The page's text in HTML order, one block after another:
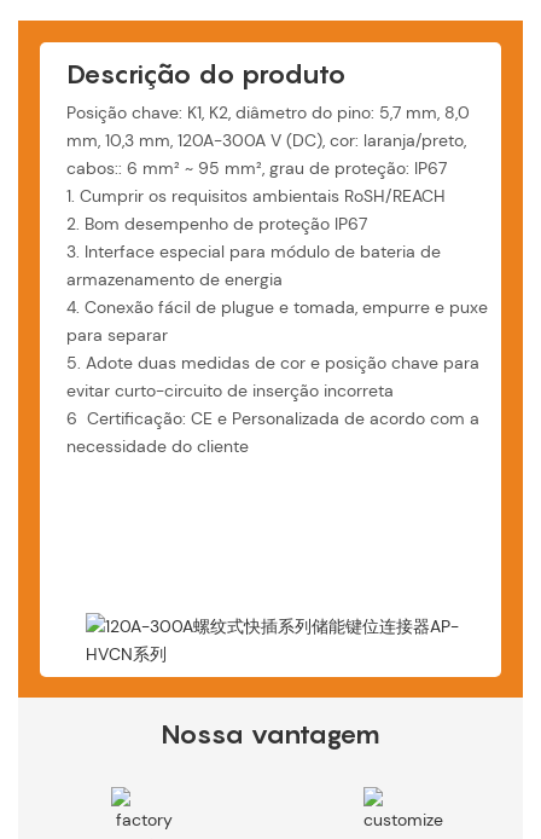
Descrição do produto
Posição chave: K1, K2, diâmetro do pino: 5,7 mm, 8,0
mm, 10,3 mm, 120A-300A V (DC), cor: laranja/preto,
cabos:: 6 mm² ~ 95 mm², grau de proteção: IP67
1. Cumprir os requisitos ambientais RoSH/REACH
2. Bom desempenho de proteção IP67
3. Interface especial para módulo de bateria de
armazenamento de energia
4. Conexão fácil de plugue e tomada, empurre e puxe
para separar
5. Adote duas medidas de cor e posição chave para
evitar curto-circuito de inserção incorreta
6 Certificação: CE e Personalizada de acordo com a
necessidade do cliente
Nossa vantagem